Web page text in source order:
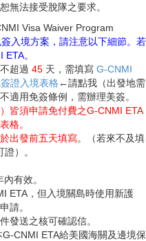
無法接受脫隊之要求。
Visa Waiver Program
入境方案，請注意以下細節。若
。
超過 45 天，需填寫 G-CNMI
證入境表格←請點我（出發地需
適用免簽條例，需辦理美簽。
皆須申請免付費之G-CNMI ETA
格。
出發前五天填寫。（若來不及填
）。
有效。
ETA，但入境關島時使用新護
請。
發送之核可確認信。
CNMI ETA給美國海關及邊境保